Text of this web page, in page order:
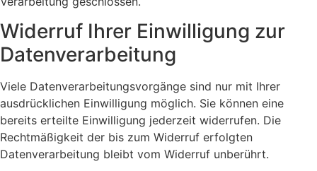
Widerruf Ihrer Einwilligung zur
Datenverarbeitung
Viele Datenverarbeitungsvorgänge sind nur mit Ihrer
ausdrücklichen Einwilligung möglich. Sie können eine
bereits erteilte Einwilligung jederzeit widerrufen. Die
Rechtmäßigkeit der bis zum Widerruf erfolgten
Datenverarbeitung bleibt vom Widerruf unberührt.